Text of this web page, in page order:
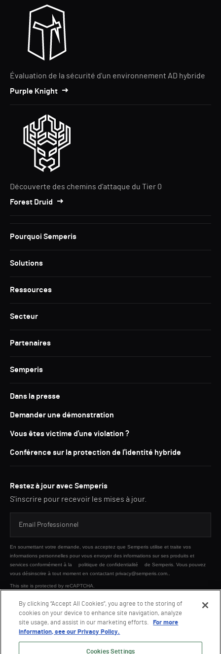
Évaluation de la sécurité d'un environnement AD hybride
Purple Knight
Découverte des chemins d'attaque du Tier 0
Forest Druid
Pourquoi Semperis
Solutions
Ressources
Secteur
Partenaires
Semperis
Dans la presse
Demander une démonstration
Vous êtes victime d'une violation ?
Conférence sur la protection de l'identité hybride
Restez à jour avec Semperis
S'inscrire pour recevoir les mises à jour.
En soumettant votre demande, vous acceptez que Semperis utilise et traite vos
informations personnelles pour vous envoyer des informations sur ses produits et
services conformément à la
politique de confidentialité
de Semperis. Vous pouvez
vous désinscrire à tout moment en contactant privacy@semperis.com..
This site is protected by reCAPTCHA.
ENVOYER
By clicking “Accept All Cookies”, you agree to the storing of
cookies on your device to enhance site navigation, analyze
site usage, and assist in our marketing efforts.
For more
information, see our Privacy Policy.
Cookies Settings